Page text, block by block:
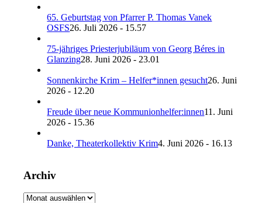
65. Geburtstag von Pfarrer P. Thomas Vanek
OSFS26. Juli 2026 - 15.57
75-jähriges Priesterjubiläum von Georg Béres in
Glanzing28. Juni 2026 - 23.01
Sonnenkirche Krim – Helfer*innen gesucht26. Juni
2026 - 12.20
Freude über neue Kommunionhelfer:innen11. Juni
2026 - 15.36
Danke, Theaterkollektiv Krim4. Juni 2026 - 16.13
Archiv
Archiv